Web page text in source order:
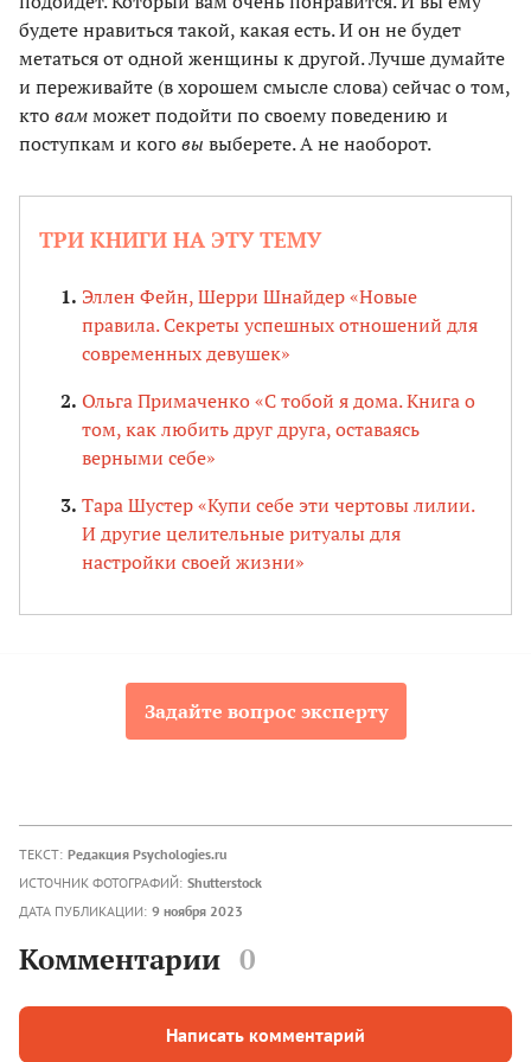
будете нравиться такой, какая есть. И он не будет
метаться от одной женщины к другой. Лучше думайте
и переживайте (в хорошем смысле слова) сейчас о том,
ктовамможет подойти по своему поведению и
поступкам и коговы выберете. А не наоборот.
ТРИ КНИГИ НА ЭТУ ТЕМУ
Эллен Фейн, Шерри Шнайдер «Новые
правила. Секреты успешных отношений для
современных девушек»
Ольга Примаченко «С тобой я дома. Книга о
том, как любить друг друга, оставаясь
верными себе»
Тара Шустер «Купи себе эти чертовы лилии.
И другие целительные ритуалы для
настройки своей жизни»
Задайте вопрос эксперту
ТЕКСТ: Редакция Psychologies.ru
ИСТОЧНИК ФОТОГРАФИЙ: Shutterstock
ДАТА ПУБЛИКАЦИИ: 9 ноября 2023
Комментарии 0
Написать комментарий